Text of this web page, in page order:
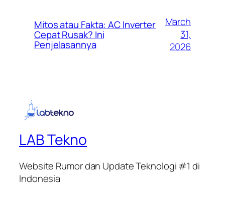
Mitos atau Fakta: AC Inverter
Cepat Rusak? Ini
Penjelasannya
March
31,
2026
LAB Tekno
Website Rumor dan Update Teknologi #1 di
Indonesia